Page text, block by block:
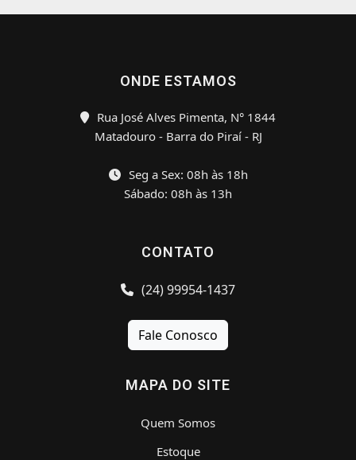
ONDE ESTAMOS
Rua José Alves Pimenta, N° 1844
Matadouro - Barra do Piraí - RJ
Seg a Sex: 08h às 18h
Sábado: 08h às 13h
CONTATO
(24) 99954-1437
Fale Conosco
MAPA DO SITE
Quem Somos
Estoque